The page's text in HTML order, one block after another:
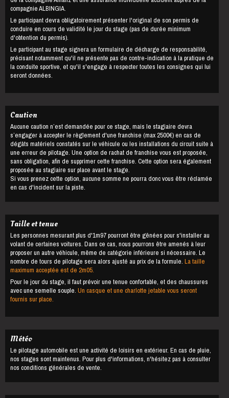
compagnie ALBINGIA.
Le participant devra obligatoirement présenter l'original de son permis de
conduire en cours de validité le jour du stage (pas de durée minimum
d'obtention du permis).
Le participant au stage signera un formulaire de décharge de responsabilité,
précisant notamment qu'il ne présente pas de contre-indication à la pratique de
la conduite sportive, et qu'il s'engage à respecter toutes les consignes qui lui
seront données.
Caution
Aucune caution n’est demandée pour ce stage, mais le stagiaire devra
s’engager à accepter le règlement d'une franchise (max 2500€) en cas de
dégâts matériels constatés sur le véhicule ou les installations du circuit suite à
une erreur de pilotage. Une option de rachat de franchise vous est proposée,
sans obligation, afin de supprimer cette franchise. Cette option sera également
proposée au stagiaire sur place avant le stage.
Si vous prenez cette option, aucune somme ne pourra donc vous être réclamée
en cas d'incident sur la piste.
Taille et tenue
Les personnes mesurant plus d'1m97 pourront être gênées pour s'installer au
volant de certaines voitures. Dans ce cas, nous pourrons être amenés à leur
proposer un autre véhicule, même de catégorie inférieure si nécessaire. Le
nombre de tours de pilotage sera alors ajusté au prix de la formule.La taille
maximum acceptée est de 2m05.
Pour le jour du stage, il faut prévoir une tenue confortable, et des chaussures
avec une semelle souple.Un casque et une charlotte jetable vous seront
fournis sur place.
Météo
Le pilotage automobile est une activité de loisirs en extérieur. En cas de pluie,
nos stages sont maintenus. Pour plus d'informations, n'hésitez pas à consulter
nos conditions générales de vente.